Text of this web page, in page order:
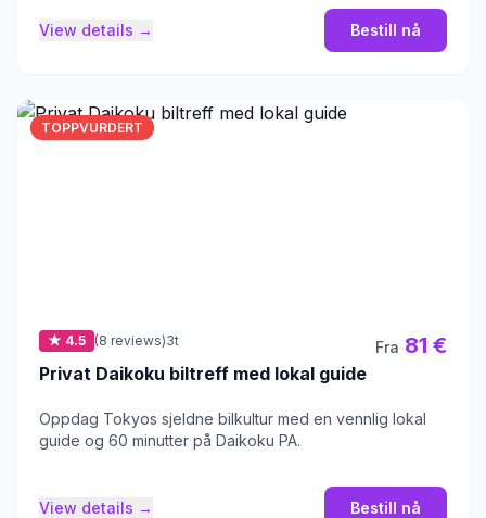
View details → Bestill nå
TOPPVURDERT
★ 4.5 (8 reviews)3t
Privat Daikoku biltreff med lokal guide
Fra 81 €
Oppdag Tokyos sjeldne bilkultur med en vennlig lokal
guide og 60 minutter på Daikoku PA.
View details → Bestill nå